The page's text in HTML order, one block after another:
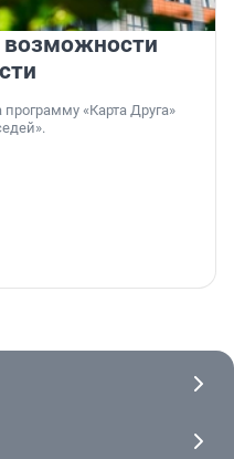
возможности
«Карта Друга»